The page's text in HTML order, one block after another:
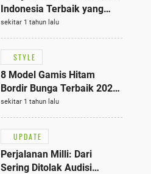
Indonesia Terbaik yang
Bisa Jadi Inspirasi
Fashionmu
sekitar 1 tahun lalu
STYLE
8 Model Gamis Hitam
Bordir Bunga Terbaik 2025,
Stylish untuk Hangout
hingga Acara Semi-Formal
sekitar 1 tahun lalu
UPDATE
Perjalanan Milli: Dari
Sering Ditolak Audisi